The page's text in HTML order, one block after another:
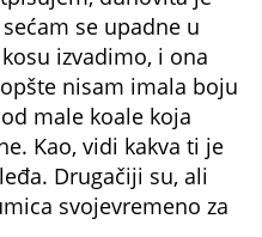
se upadne u
izvadimo, i ona
nisam imala boju
male koale koja
Kao, vidi kakva ti je
Drugačiji su, ali
svojevremeno za